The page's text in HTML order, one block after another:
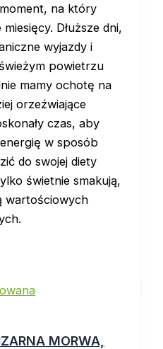
na który
Dłuższe dni,
wyjazdy i
powietrzu
mamy ochotę na
orzeźwiające
czas, aby
w sposób
do swojej diety
świetnie smakują,
wartościowych
MORWA,